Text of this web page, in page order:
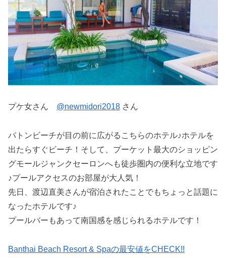
プケ女さん @newmidori2018 さん
パトンビーチが目の前に広がるこちらのホテル♪ホテルを
出たらすぐビーチ！そして、プーケット最大のショッピン
グモールジャンクセーロンへも徒歩圏内の便利な立地です
♪プールアクセスのお部屋が大人気！
先日、渡辺直美さんが宿泊されたことでもちょっと話題に
なったホテルです♪
プールバーもあって南国感を感じられるホテルです！
Banthai Beach Resort & Spaの最安値をCHECK!!